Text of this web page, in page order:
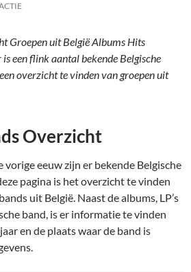
Groepen uit België Albums Hits
een flink aantal bekende Belgische
overzicht te vinden van groepen uit
Overzicht
vorige eeuw zijn er bekende Belgische
pagina is het overzicht te vinden
uit België. Naast de albums, LP’s
band, is er informatie te vinden
en de plaats waar de band is